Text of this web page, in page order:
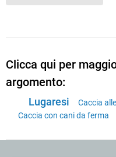
Clicca qui per
argomento:
Lugaresi Caccia
Caccia con cani da ferma